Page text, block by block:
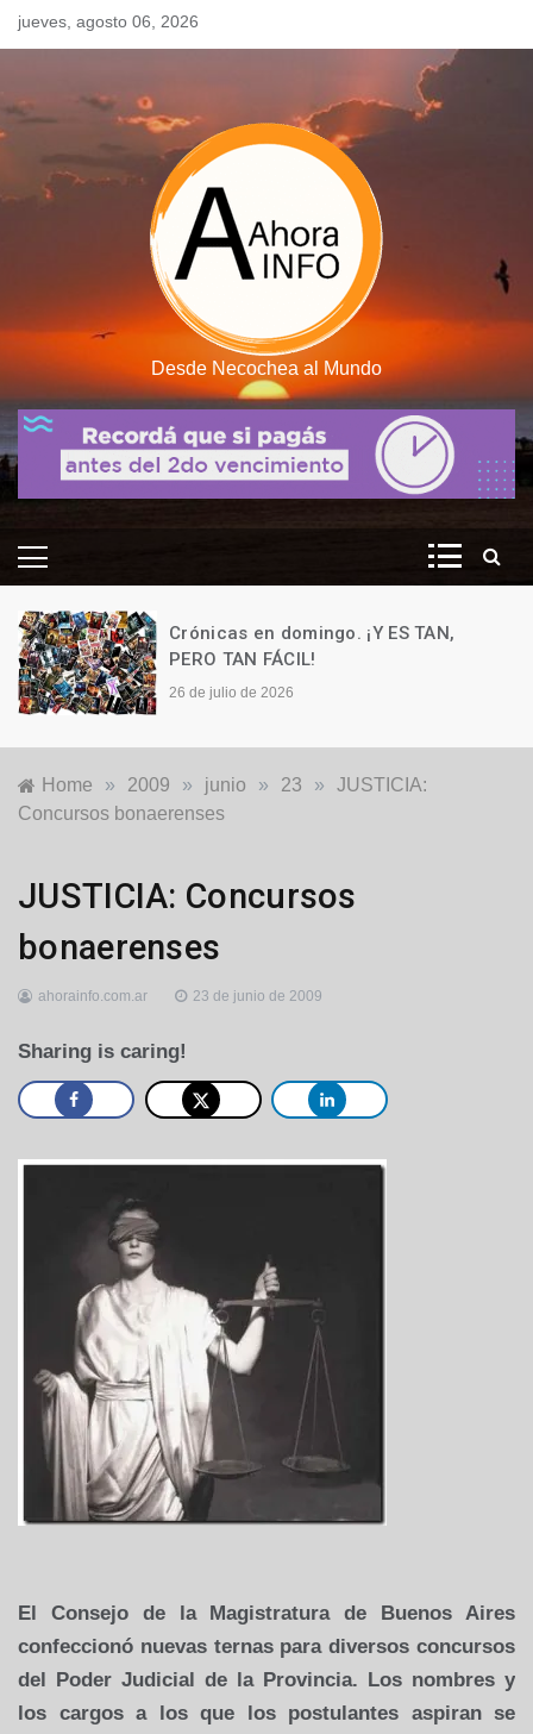
Skipjueves, agosto 06, 2026
Desde Necochea al Mundo
Crónicas en domingo. ¡Y ES TAN,
PERO TAN FÁCIL!
26 de julio de 2026
Home » 2009 » junio » 23 »
JUSTICIA:
Concursos bonaerenses
Locales
JUSTICIA: Concursos
bonaerenses
ahorainfo.com.ar 23 de junio de 2009
Sharing is caring!
El Consejo de la Magistratura de Buenos Aires
confeccionó nuevas ternas para diversos concursos
del Poder Judicial de la Provincia. Los nombres y
los cargos a los que los postulantes aspiran se